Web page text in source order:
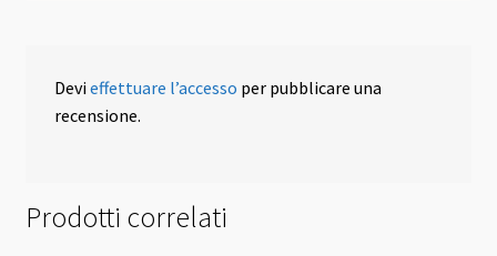
Devieffettuare l’accesso per pubblicare una
recensione.
Prodotti correlati